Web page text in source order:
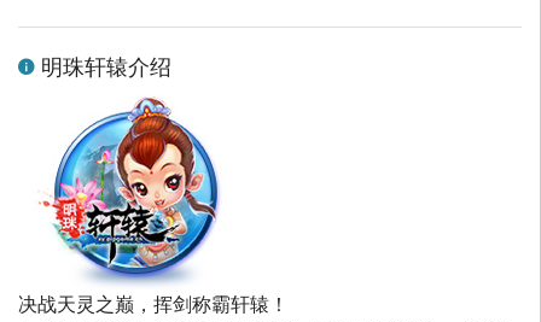
明珠轩辕介绍
决战天灵之巅，挥剑称霸轩辕！